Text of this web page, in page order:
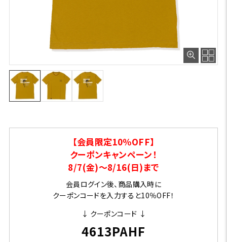
【会員限定10％OFF】
クーポンキャンペーン！
8/7(金)～8/16(日)まで
会員ログイン後、商品購入時に
クーポンコードを入力すると10％OFF！
↓ クーポンコード ↓
4613PAHF